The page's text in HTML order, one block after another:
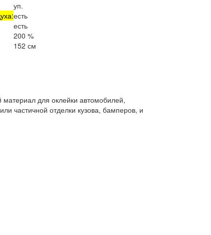
уп.
есть
есть
200 %
152 см
для оклейки автомобилей,
частичной отделки кузова, бамперов, и